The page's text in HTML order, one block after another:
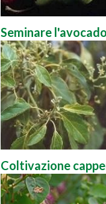
Seminare l'avocado
Coltivazione